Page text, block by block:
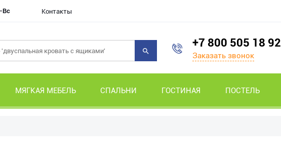
Вс Контакты
+7 800 505 18 92
Заказать звонок
МЯГКАЯ МЕБЕЛЬ СПАЛЬНИ ГОСТИНАЯ ПОСТЕЛЬ